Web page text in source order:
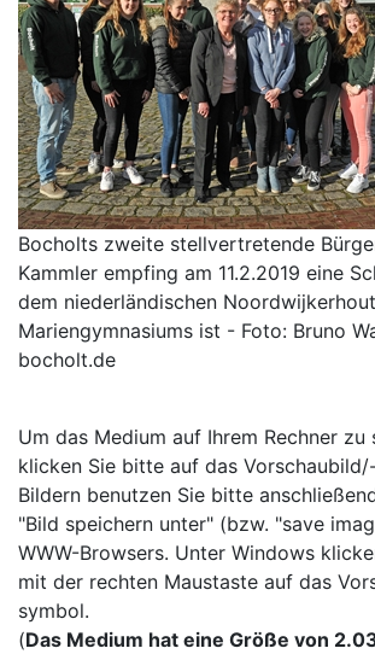
Bocholts zweite stellvertretende
Kammler empfing am 11.2.2019 eine
dem niederländischen
Mariengymnasiums ist - Foto: Bruno
bocholt.de
Um das Medium auf Ihrem Rechner zu
klicken Sie bitte auf das
Bildern benutzen Sie bitte
"Bild speichern unter" (bzw. "save
WWW-Browsers. Unter Windows
mit der rechten Maustaste auf das
symbol.
(Das Medium hat eine Größe von